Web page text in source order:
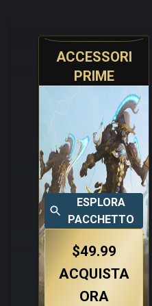
ACCESSORI
PRIME
ESPLORA
PACCHETTO
$49.99
ACQUISTA
ORA